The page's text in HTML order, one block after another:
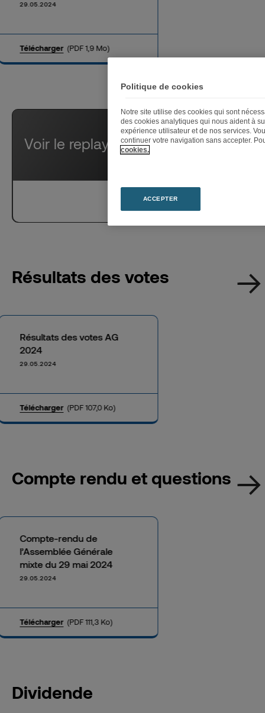
29.05.2024
Télécharger (PDF 1,9 Mo)
Voir le replay
Résultats des votes
Résultats des votes AG
2024
29.05.2024
Télécharger (PDF 107,0 Ko)
Compte rendu et questions
Compte-rendu de
l’Assemblée Générale
mixte du 29 mai 2024
29.05.2024
Télécharger (PDF 111,3 Ko)
Dividende
Politique de cookies
Notre site utilise des cookies qui sont
des cookies analytiques qui nous aident à
expérience utilisateur et de nos services.
continuer votre navigation sans accepter.
cookies.
ACCEPTER